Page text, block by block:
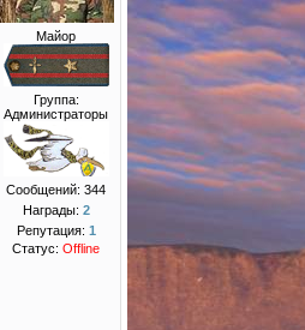
Майор
Группа:
Администраторы
Сообщений: 344
Награды: 2
Репутация: 1
Статус: Offline